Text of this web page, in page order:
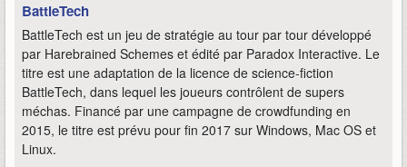
BattleTech
BattleTech est un jeu de stratégie au tour par tour développé
par Harebrained Schemes et édité par Paradox Interactive. Le
titre est une adaptation de la licence de science-fiction
BattleTech, dans lequel les joueurs contrôlent de supers
méchas. Financé par une campagne de crowdfunding en
2015, le titre est prévu pour fin 2017 sur Windows, Mac OS et
Linux.